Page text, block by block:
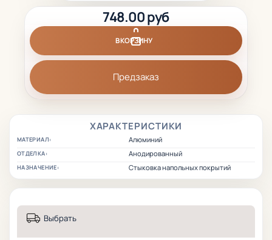
ХАРАКТЕРИСТИКИ
МАТЕРИАЛ: Алюминий
ОТДЕЛКА: Анодированный
НАЗНАЧЕНИЕ: Стыковка напольных покрытий
748.00 руб
В КОРЗИНУ
Предзаказ
Выбрать